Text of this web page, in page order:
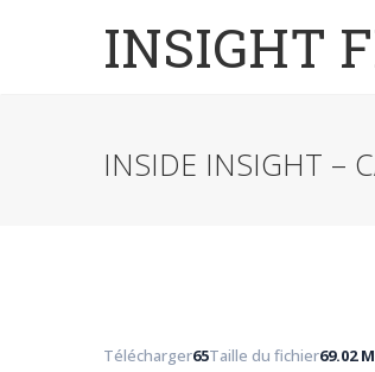
INSIGHT
INSIDE INSIGHT –
Télécharger65Taille du fichier69.02